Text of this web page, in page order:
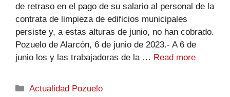
de retraso en el pago de su salario al personal de la
contrata de limpieza de edificios municipales
persiste y, a estas alturas de junio, no han cobrado.
Pozuelo de Alarcón, 6 de junio de 2023.- A 6 de
junio los y las trabajadoras de la … Read more
Actualidad Pozuelo